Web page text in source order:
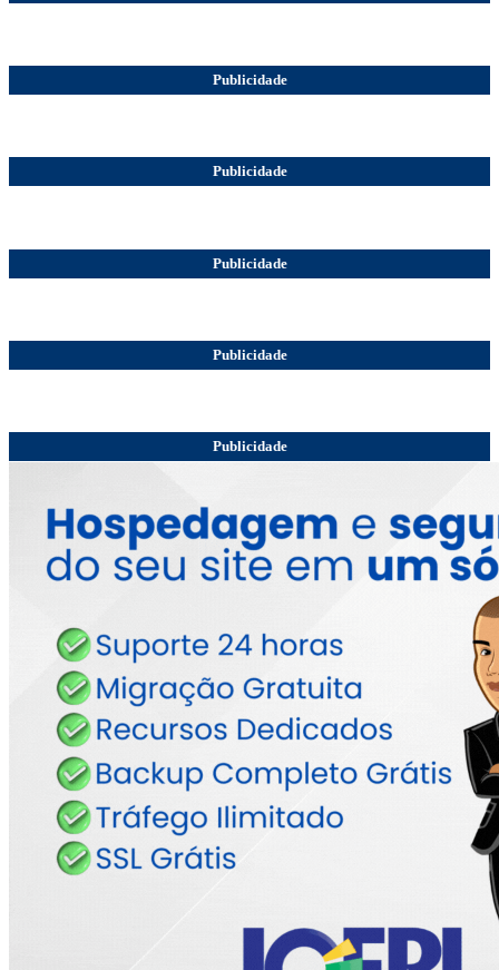
Publicidade
Publicidade
Publicidade
Publicidade
Publicidade